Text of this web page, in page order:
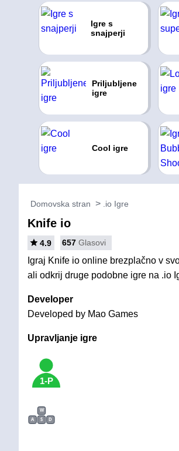
Igre s
snajperji
Priljubljene
igre
Cool igre
Domovska stran .io Igre
Knife io
4.9 657 Glasovi
Igraj Knife io online brezplačno v
ali odkrij druge podobne igre na .io
Developer
Developed by Mao Games
Upravljanje igre
1-P
W
A
S D